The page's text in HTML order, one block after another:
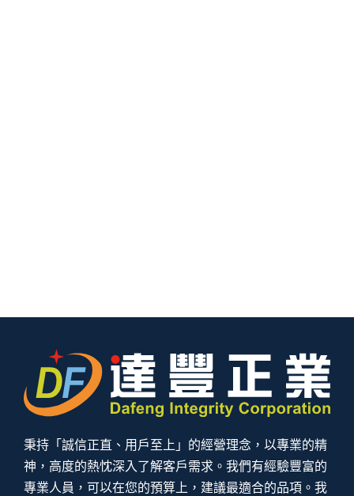
秉持「誠信正直、用戶至上」的經營理念，以專業的精
神，高度的熱忱深入了解客戶需求。我們有經驗豐富的
專業人員，可以在您的預算上，建議最適合的品項。我